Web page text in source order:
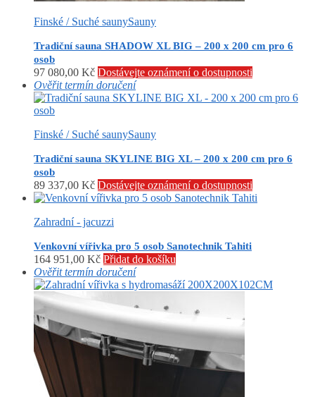
Finské / Suché saunySauny
Tradiční sauna SHADOW XL BIG – 200 x 200 cm pro 6
osob
97 080,00 Kč Dostávejte oznámení o dostupnosti
Ověřit termín doručení
Finské / Suché saunySauny
Tradiční sauna SKYLINE BIG XL – 200 x 200 cm pro 6
osob
89 337,00 Kč Dostávejte oznámení o dostupnosti
Zahradní - jacuzzi
Venkovní vířivka pro 5 osob Sanotechnik Tahiti
164 951,00 Kč Přidat do košíku
Ověřit termín doručení